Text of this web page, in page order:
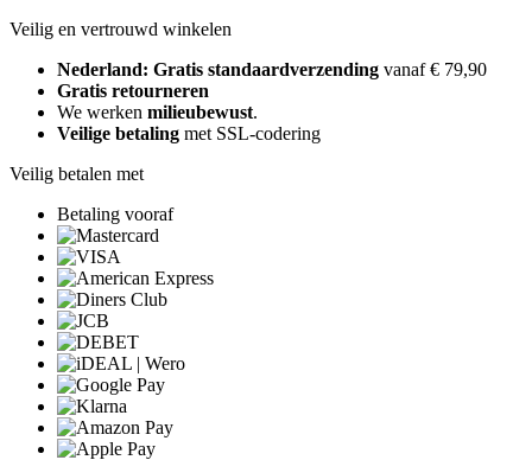
Veilig en vertrouwd winkelen
Nederland: Gratis standaardverzending vanaf € 79,90
Gratis retourneren
We werken milieubewust.
Veilige betaling met SSL-codering
Veilig betalen met
Betaling vooraf